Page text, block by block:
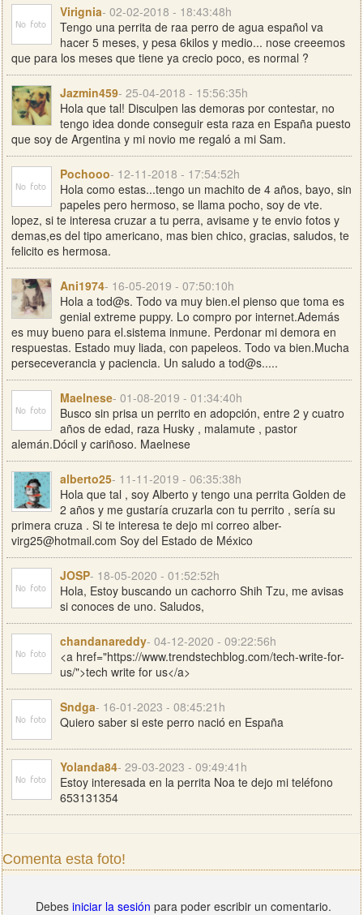
Virignia- 02-02-2018 - 18:43:48h
Tengo una perrita de raa perro de agua español va
hacer 5 meses, y pesa 6kilos y medio... nose creeemos
que para los meses que tiene ya crecio poco, es normal ?
Jazmin459- 25-04-2018 - 15:56:35h
Hola que tal! Disculpen las demoras por contestar, no
tengo idea donde conseguir esta raza en España puesto
que soy de Argentina y mi novio me regaló a mi Sam.
Pochooo- 12-11-2018 - 17:54:52h
Hola como estas...tengo un machito de 4 años, bayo, sin
papeles pero hermoso, se llama pocho, soy de vte.
lopez, si te interesa cruzar a tu perra, avisame y te envio fotos y
demas,es del tipo americano, mas bien chico, gracias, saludos, te
felicito es hermosa.
Ani1974- 16-05-2019 - 07:50:10h
Hola a tod@s. Todo va muy bien.el pienso que toma es
genial extreme puppy. Lo compro por internet.Además
es muy bueno para el.sistema inmune. Perdonar mi demora en
respuestas. Estado muy liada, con papeleos. Todo va bien.Mucha
perseceverancia y paciencia. Un saludo a tod@s.....
Maelnese- 01-08-2019 - 01:34:40h
Busco sin prisa un perrito en adopción, entre 2 y cuatro
años de edad, raza Husky , malamute , pastor
alemán.Dócil y cariñoso. Maelnese
alberto25- 11-11-2019 - 06:35:38h
Hola que tal , soy Alberto y tengo una perrita Golden de
2 años y me gustaría cruzarla con tu perrito , sería su
primera cruza . Si te interesa te dejo mi correo alber-
virg25@hotmail.com Soy del Estado de México
JOSP- 18-05-2020 - 01:52:52h
Hola, Estoy buscando un cachorro Shih Tzu, me avisas
si conoces de uno. Saludos,
chandanareddy- 04-12-2020 - 09:22:56h
<a href="https://www.trendstechblog.com/tech-write-for-
us/">tech write for us</a>
Sndga- 16-01-2023 - 08:45:21h
Quiero saber si este perro nació en España
Yolanda84- 29-03-2023 - 09:49:41h
Estoy interesada en la perrita Noa te dejo mi teléfono
653131354
Comenta esta foto!
Debes iniciar la sesión para poder escribir un comentario.